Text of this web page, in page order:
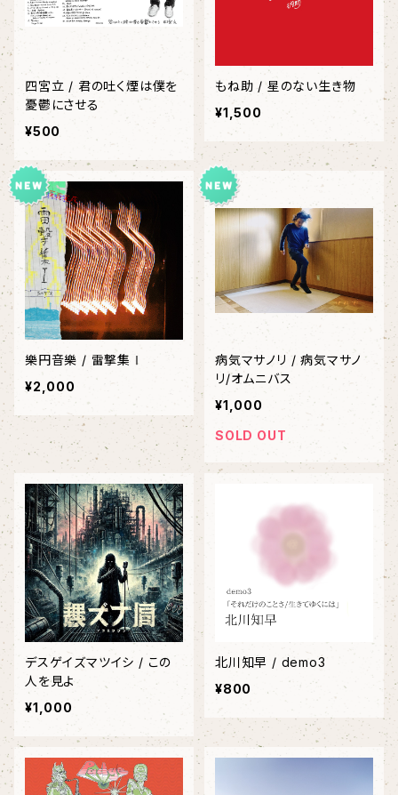
四宮立 / 君の吐く煙は僕を
憂鬱にさせる
¥500
もね助 / 星のない生き物
¥1,500
樂円音樂 / 雷撃集Ⅰ
¥2,000
病気マサノリ / 病気マサノ
リ/オムニバス
¥1,000
SOLD OUT
デスゲイズマツイシ / この
人を見よ
¥1,000
北川知早 / demo3
¥800